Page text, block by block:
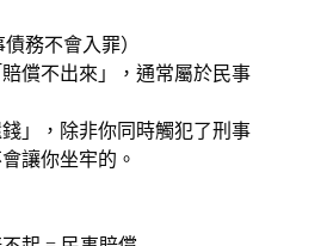
務不會入罪）
償不出來」，通常屬於民事
」，除非你同時觸犯了刑事
讓你坐牢的。